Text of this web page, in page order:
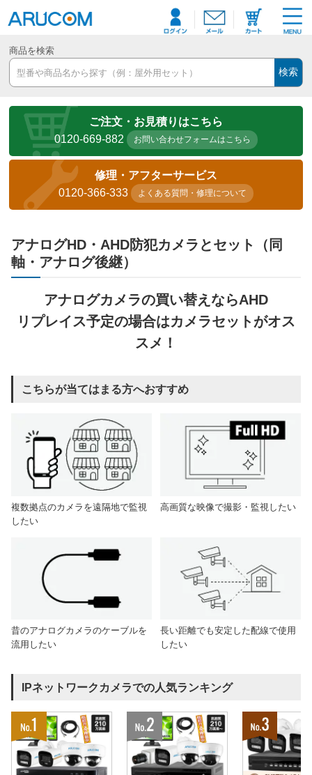
商品を検索
検索
ご注文・お見積りはこちら
0120-669-882
お問い合わせフォームはこちら
修理・アフターサービス
0120-366-333
よくある質問・修理について
アナログHD・AHD防犯カメラとセット（同
軸・アナログ後継）
アナログカメラの買い替えならAHD
リプレイス予定の場合はカメラセットがオス
スメ！
こちらが当てはまる方へおすすめ
複数拠点のカメラを遠隔地で監視
したい
高画質な映像で撮影・監視したい
昔のアナログカメラのケーブルを
流用したい
長い距離でも安定した配線で使用
したい
IPネットワークカメラでの人気ランキング